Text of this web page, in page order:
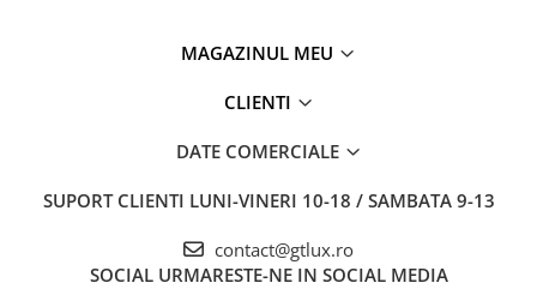
MAGAZINUL MEU
CLIENTI
DATE COMERCIALE
SUPORT CLIENTI LUNI-VINERI 10-18 / SAMBATA 9-13
contact@gtlux.ro
SOCIAL URMARESTE-NE IN SOCIAL MEDIA